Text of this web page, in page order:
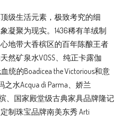
级生活元素，极致考究的细
凝聚为现实。1436稀有羊绒制
地带大香槟区的百年陈酿王者
然矿泉水VOSS、纯正卡露伽
统的Boadicea the Victorious和意
水Acqua di Parma、娇兰
、国家殿堂级古典家具品牌隆记
制珠宝品牌南美东秀 Arti